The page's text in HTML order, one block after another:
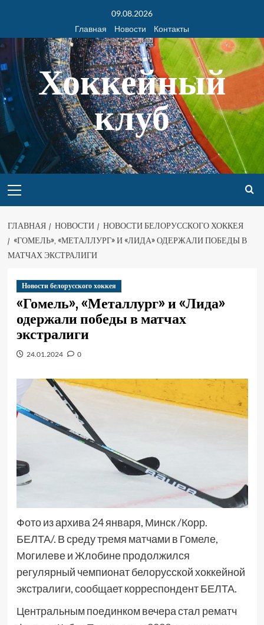
09.08.2026
Главная
Новости Контакты
Хоккейный
клуб
ГЛАВНАЯ НОВОСТИ
НОВОСТИ БЕЛОРУССКОГО ХОККЕЯ
«ГОМЕЛЬ», «МЕТАЛЛУРГ» И «ЛИДА» ОДЕРЖАЛИ ПОБЕДЫ В
МАТЧАХ ЭКСТРАЛИГИ
Новости белорусского хоккея
«Гомель», «Металлург» и «Лида»
одержали победы в матчах
экстралиги
24.01.2024 0
Фото из архива 24 января, Минск /Корр.
БЕЛТА/. В среду тремя матчами в Гомеле,
Могилеве и Жлобине продолжился
регулярный чемпионат белорусской хоккейной
экстралиги, сообщает корреспондент БЕЛТА.
Центральным поединком вечера стал рематч